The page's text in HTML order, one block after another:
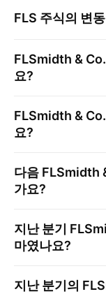
FLS 주식의 변
FLSmidth &
요?
FLSmidth &
요?
다음 FLSmidth
가요?
지난 분기
마였나요?
지난 분기의